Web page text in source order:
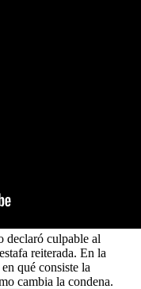
declaró culpable al
reiterada. En la
qué consiste la
cambia la condena.